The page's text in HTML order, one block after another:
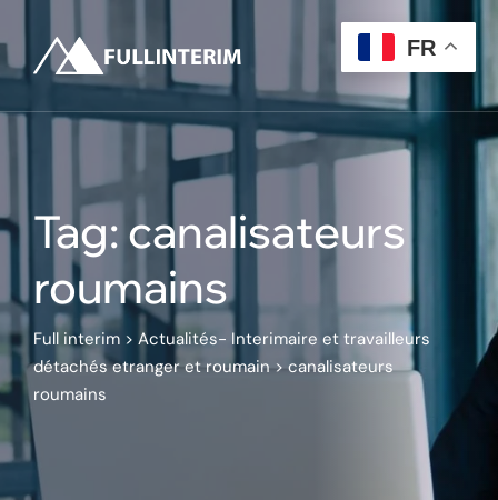
to
content
Tag: canalisateurs
roumains
Full interim > Actualités- Interimaire et travailleurs
détachés etranger et roumain>canalisateurs
roumains
FR